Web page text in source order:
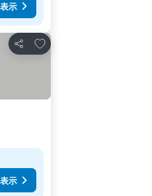
示
シェア
お気に入りに追加
示